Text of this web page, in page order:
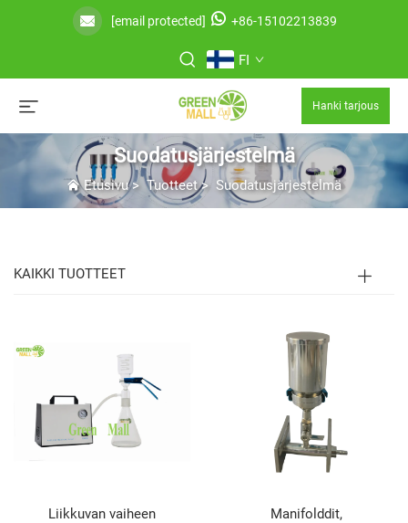
[email protected] +86-15102213839
FI
Hanki tarjous
Suodatusjärjestelmä
Etusivu>Tuotteet> Suodatusjärjestelmä
KAIKKI TUOTTEET
Liikkuvan vaiheen
Manifolddit,